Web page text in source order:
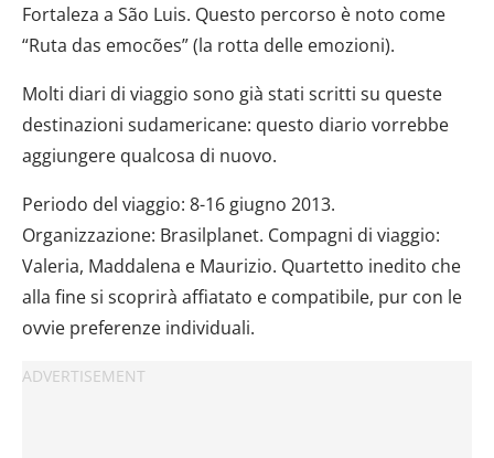
Fortaleza a São Luis. Questo percorso è noto come
“Ruta das emocões” (la rotta delle emozioni).
Molti diari di viaggio sono già stati scritti su queste
destinazioni sudamericane: questo diario vorrebbe
aggiungere qualcosa di nuovo.
Periodo del viaggio: 8-16 giugno 2013.
Organizzazione: Brasilplanet. Compagni di viaggio:
Valeria, Maddalena e Maurizio. Quartetto inedito che
alla fine si scoprirà affiatato e compatibile, pur con le
ovvie preferenze individuali.